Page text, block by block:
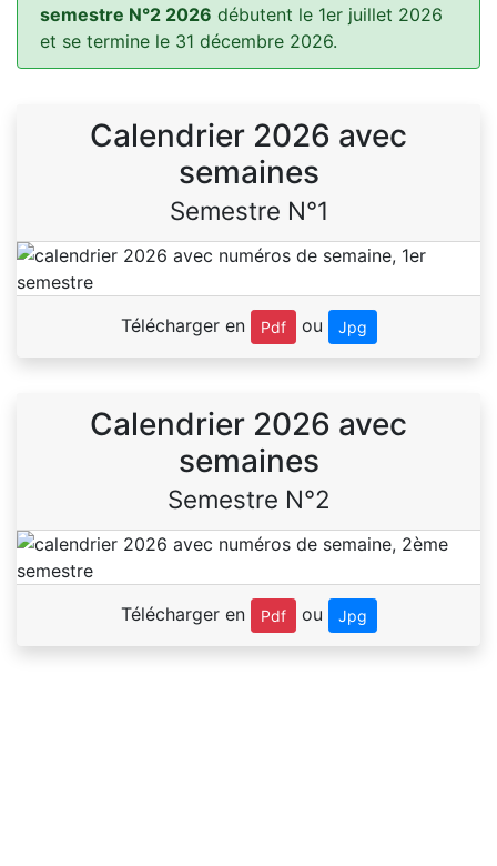
semestre N°2 2026 débutent le 1er juillet 2026
et se termine le 31 décembre 2026.
Calendrier 2026 avec
semaines
Semestre N°1
Télécharger en Pdf ou Jpg
Calendrier 2026 avec
semaines
Semestre N°2
Télécharger en Pdf ou Jpg